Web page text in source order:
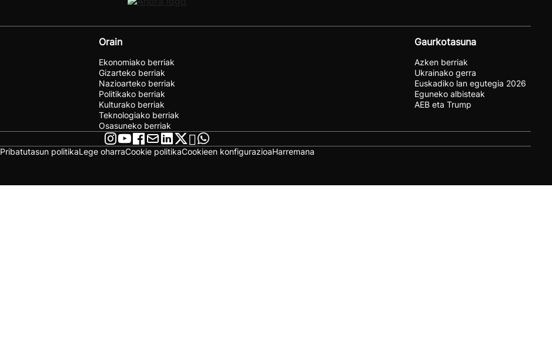
Orain
Ekonomiako berriak
Gizarteko berriak
Nazioarteko berriak
Politikako berriak
Kulturako berriak
Teknologiako berriak
Osasuneko berriak
Gaurkotasuna
Azken berriak
Ukrainako gerra
Euskadiko lan egutegia 2026
Eguneko albisteak
AEB eta Trump
Pribatutasun politikaLege oharraCookie politikaCookieen konfigurazioaHarremana